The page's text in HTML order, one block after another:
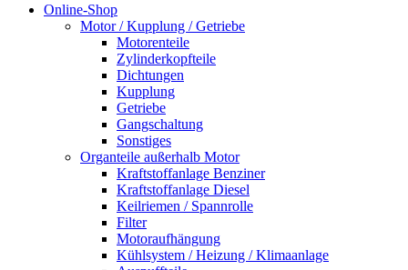
Online-Shop
Motor / Kupplung / Getriebe
Motorenteile
Zylinderkopfteile
Dichtungen
Kupplung
Getriebe
Gangschaltung
Sonstiges
Organteile außerhalb Motor
Kraftstoffanlage Benziner
Kraftstoffanlage Diesel
Keilriemen / Spannrolle
Filter
Motoraufhängung
Kühlsystem / Heizung / Klimaanlage